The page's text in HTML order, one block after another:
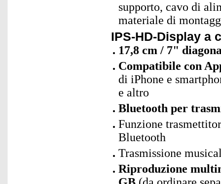
supporto, cavo di
materiale di
IPS-HD-Display a
17,8 cm / 7"
Compatibile con
di iPhone e
e altro
Bluetooth per
Funzione
Bluetooth
Trasmissione
Riproduzione